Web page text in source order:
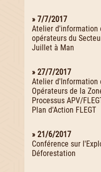
» 7/7/2017
Atelier d'information
opérateurs du
Juillet à Man
» 27/7/2017
Atelier d'Information
Opérateurs de la
Processus APV/
Plan d'Action FLEGT
» 21/6/2017
Conférence sur
Déforestation